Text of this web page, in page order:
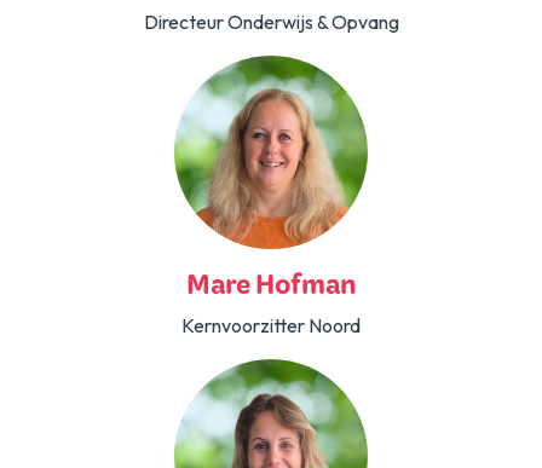
Directeur Onderwijs & Opvang
Mare Hofman
Kernvoorzitter Noord